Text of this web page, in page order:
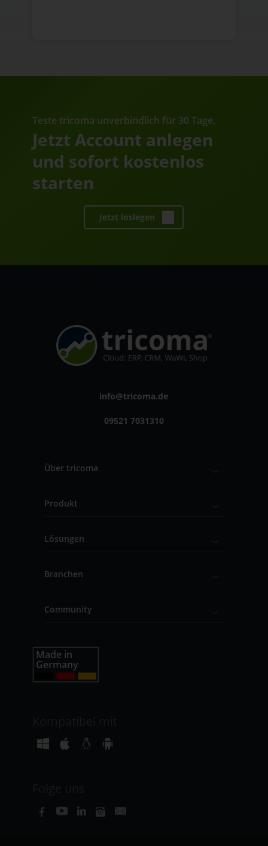
Teste tricoma unverbindlich für 30 Tage.
Jetzt Account anlegen
und sofort kostenlos
starten
Jetzt loslegen
info@tricoma.de
09521 7031310
Über tricoma
Produkt
Lösungen
Branchen
Community